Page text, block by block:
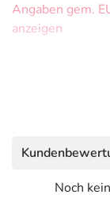
Angaben gem.
anzeigen
Noch